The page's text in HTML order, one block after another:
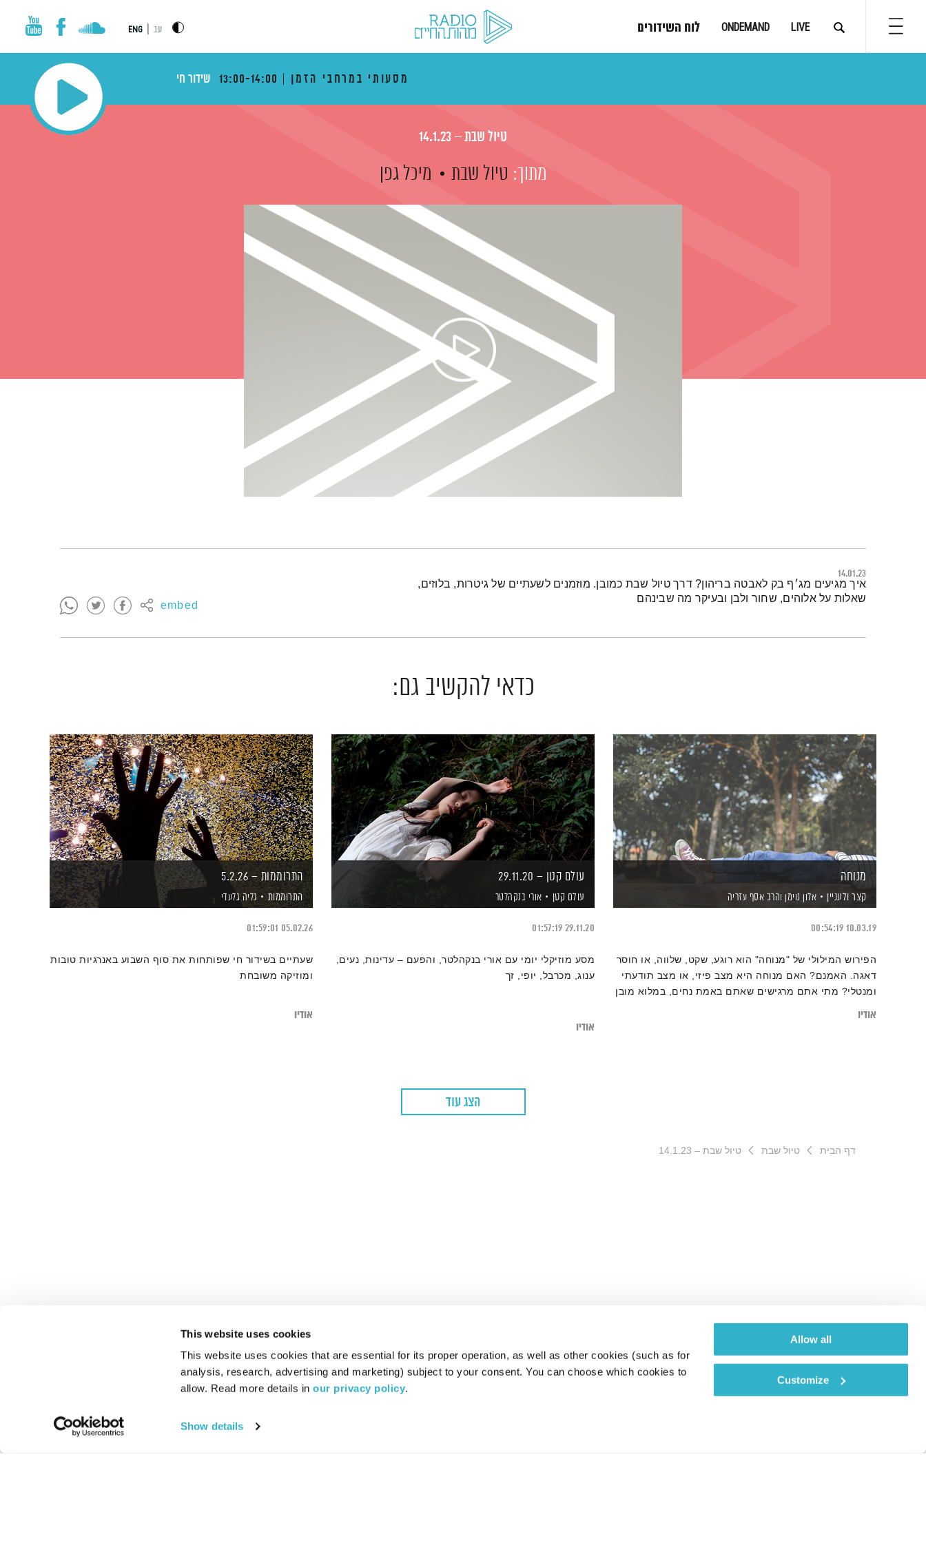
This website uses cookies
This website uses cookies that are essential for its proper operation, as well as other cookies (such as for
analysis, research, advertising and marketing) subject to your consent. You can choose which cookies to
allow. Read more details in our privacy policy.
Show details
Allow all
Customize
LIVE
ONDEMAND לוח השידורים עב ENG
מסעותי במרחבי הזמן 13:00-14:00 שידור חי
טיול שבת – 14.1.23
מתוך: טיול שבת מיכל גפן
14.01.23
embed
תמצית הפודקאסט
איך מגיעים מג׳ף בק לאבטה בריהון? דרך טיול שבת כמובן. מוזמנים לשעתיים של גיטרות, בלוזים,
שאלות על אלוהים, שחור ולבן ובעיקר מה שבינהם
כדאי להקשיב גם:
מנוחה
קצר ולעניין אלון נוימן והרב אסף עזריה
10.03.19
00:54:19
הפירוש המילולי של "מנוחה" הוא רוגע, שקט, שלווה, או חוסר
דאגה. האמנם? האם מנוחה היא מצב פיזי, או מצב תודעתי
ומנטלי? מתי אתם מרגישים שאתם באמת נחים, במלוא מובן
אודיו
עולם קטן – 29.11.20
עולם קטן אורי בנקהלטר
29.11.20
01:57:19
מסע מוזיקלי יומי עם אורי בנקהלטר, והפעם – עדינות, נעים,
ענוג, מכרבל, יופי, זך
אודיו
התרוממות – 5.2.26
התרוממות גליה גלעדי
05.02.26
01:59:01
שעתיים בשידור חי שפותחות את סוף השבוע באנרגיות טובות
ומוזיקה משובחת
אודיו
הצג עוד
דף הבית טיול שבת טיול שבת – 14.1.23